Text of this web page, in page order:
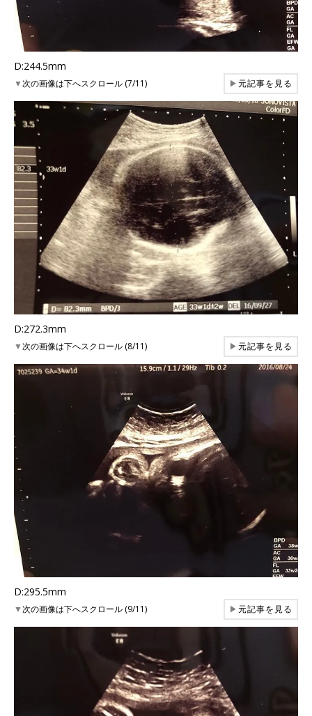
D:244.5mm
▼次の画像は下へスクロール (7/11) ▶元記事を見る
D:272.3mm
▼次の画像は下へスクロール (8/11) ▶元記事を見る
D:295.5mm
▼次の画像は下へスクロール (9/11) ▶元記事を見る